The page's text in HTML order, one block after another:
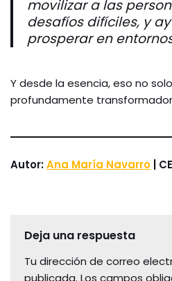
movilizar a las
desafíos difíciles, y
prosperar en
Y desde la esencia, eso no
profundamente
Autor:Ana María Navarro |
Deja una respuesta
Tu dirección de correo
publicada. Los campos